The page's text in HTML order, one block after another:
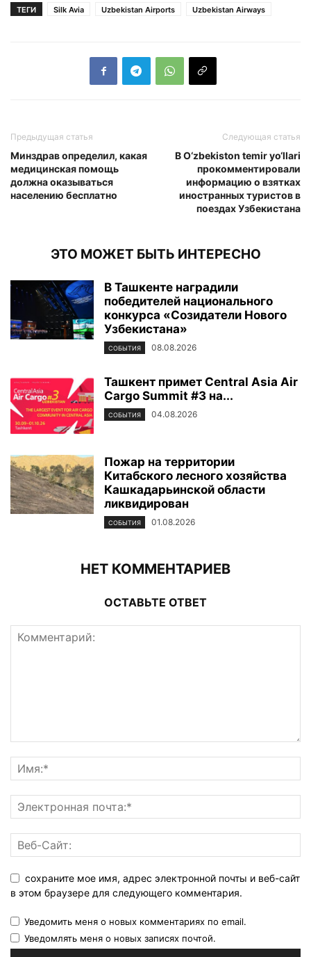
ТЕГИ Silk Avia Uzbekistan Airports Uzbekistan Airways
Предыдущая статья
Минздрав определил, какая
медицинская помощь
должна оказываться
населению бесплатно
Следующая статья
В O‘zbekiston temir yo‘llari
прокомментировали
информацию о взятках
иностранных туристов в
поездах Узбекистана
ЭТО МОЖЕТ БЫТЬ ИНТЕРЕСНО
В Ташкенте наградили
победителей национального
конкурса «Созидатели Нового
Узбекистана»
СОБЫТИЯ 08.08.2026
Ташкент примет Central Asia Air
Cargo Summit #3 на...
СОБЫТИЯ 04.08.2026
Пожар на территории
Китабского лесного хозяйства
Кашкадарьинской области
ликвидирован
СОБЫТИЯ 01.08.2026
НЕТ КОММЕНТАРИЕВ
ОСТАВЬТЕ ОТВЕТ
сохраните мое имя, адрес электронной почты и веб-сайт
в этом браузере для следующего комментария.
Уведомить меня о новых комментариях по email.
Уведомлять меня о новых записях почтой.